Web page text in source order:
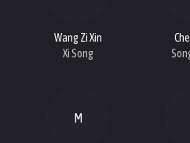
Wang Zi Xin
Xi Song
M